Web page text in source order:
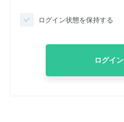
ログイン状態を保持する
ログイン